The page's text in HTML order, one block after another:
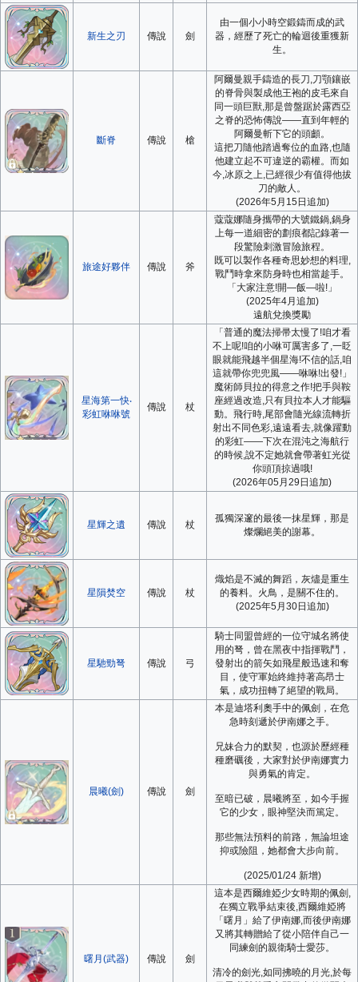
新生之刃 傳說 劍
由一個小小時空鍛鑄而成的武
器，經歷了死亡的輪迴後重獲新
生。
斷脊 傳說 槍
阿爾曼親手鑄造的長刀,刀顎鑲嵌
的脊骨與製成他王袍的皮毛來自
同一頭巨獸,那是曾盤踞於露西亞
之脊的恐怖傳說——直到年輕的
阿爾曼斬下它的頭顱。
這把刀隨他踏過奪位的血路,也隨
他建立起不可違逆的霸權。而如
今,冰原之上,已經很少有值得他拔
刀的敵人。
(2026年5月15日追加)
旅途好夥伴 傳說 斧
蔻蔻娜隨身攜帶的大號鐵鍋,鍋身
上每一道細密的劃痕都記錄著一
段驚險刺激冒險旅程。
既可以製作各種奇思妙想的料理,
戰鬥時拿來防身時也相當趁手。
「大家注意!開—飯—啦!」
(2025年4月追加)
遠航兌換獎勵
星海第一快‧
彩虹咻咻號
傳說 杖
「普通的魔法掃帚太慢了!咱才看
不上呢!咱的小咻可厲害多了,一眨
眼就能飛越半個星海!不信的話,咱
這就帶你兜兜風——咻咻!出發!」
魔術師貝拉的得意之作!把手與鞍
座經過改造,只有貝拉本人才能驅
動。飛行時,尾部會隨光線流轉折
射出不同色彩,遠遠看去,就像躍動
的彩虹——下次在混沌之海航行
的時候,說不定她就會帶著虹光從
你頭頂掠過哦!
(2026年05月29日追加)
星輝之遺 傳說 杖
孤獨深邃的最後一抹星輝，那是
燦爛絕美的謝幕。
星隕焚空 傳說 杖
熾焰是不滅的舞蹈，灰燼是重生
的養料。火鳥，是關不住的。
(2025年5月30日追加)
星馳勁弩 傳說 弓
騎士同盟曾經的一位守城名將使
用的弩，曾在黑夜中指揮戰鬥，
發射出的箭矢如飛星般迅速和奪
目，使守軍始終維持著高昂士
氣，成功扭轉了絕望的戰局。
晨曦(劍) 傳說 劍
本是迪塔利奧手中的佩劍，在危
急時刻遞於伊南娜之手。
兄妹合力的默契，也源於歷經種
種磨礪後，大家對於伊南娜實力
與勇氣的肯定。
至暗已破，晨曦將至，如今手握
它的少女，眼神堅決而篤定。
那些無法預料的前路，無論坦途
抑或險阻，她都會大步向前。
(2025/01/24 新增)
曙月(武器) 傳說 劍
這本是西爾維婭少女時期的佩劍,
在獨立戰爭結束後,西爾維婭將
「曙月」給了伊南娜,而後伊南娜
又將其轉贈給了從小陪伴自己一
同練劍的親衛騎士愛莎。
清冷的劍光,如同拂曉的月光,於每